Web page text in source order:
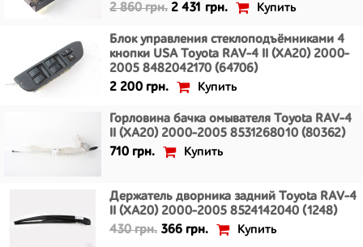
2 860 грн. 2 431 грн. Купить
Блок управления стеклоподъёмниками 4
кнопки USA Toyota RAV-4 II (XA20) 2000-
2005 8482042170 (64706)
2 200 грн.
Купить
Горловина бачка омывателя Toyota RAV-4
II (XA20) 2000-2005 8531268010 (80362)
710 грн.
Купить
Держатель дворника задний Toyota RAV-4
II (XA20) 2000-2005 8524142040 (1248)
430 грн. 366 грн. Купить